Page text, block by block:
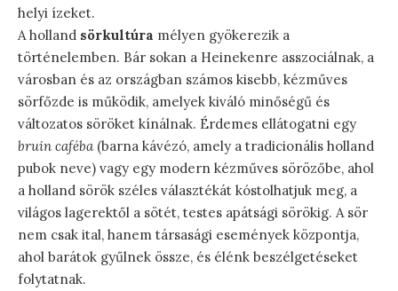
helyi ízeket.
A holland sörkultúra mélyen gyökerezik a
történelemben. Bár sokan a Heinekenre asszociálnak, a
városban és az országban számos kisebb, kézműves
sörfőzde is működik, amelyek kiváló minőségű és
változatos söröket kínálnak. Érdemes ellátogatni egy
bruin caféba (barna kávézó, amely a tradicionális holland
pubok neve) vagy egy modern kézműves sörözőbe, ahol
a holland sörök széles választékát kóstolhatjuk meg, a
világos lagerektől a sötét, testes apátsági sörökig. A sör
nem csak ital, hanem társasági események központja,
ahol barátok gyűlnek össze, és élénk beszélgetéseket
folytatnak.